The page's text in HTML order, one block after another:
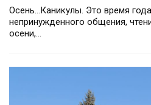
Осень…Каникулы. Это время
непринужденного общения,
осени,…